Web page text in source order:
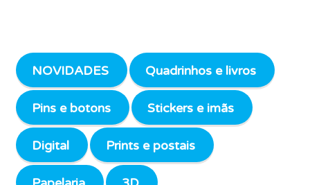
NOVIDADES Quadrinhos e livros
Pins e botons Stickers e imãs
Digital Prints e postais